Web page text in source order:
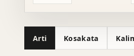
Arti Kosakata